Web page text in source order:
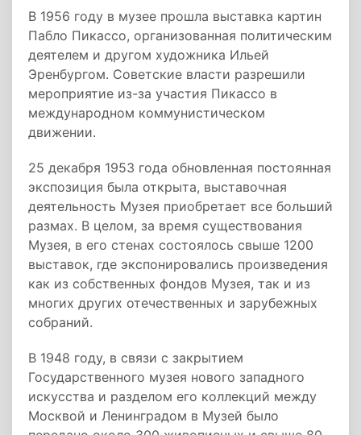
В 1956 году в музее прошла выставка картин
Пабло Пикассо, организованная политическим
деятелем и другом художника Ильей
Эренбургом. Советские власти разрешили
мероприятие из-за участия Пикассо в
международном коммунистическом
движении.
25 декабря 1953 года обновленная постоянная
экспозиция была открыта, выставочная
деятельность Музея приобретает все больший
размах. В целом, за время существования
Музея, в его стенах состоялось свыше 1200
выставок, где экспонировались произведения
как из собственных фондов Музея, так и из
многих других отечественных и зарубежных
собраний.
В 1948 году, в связи с закрытием
Государственного музея нового западного
искусства и разделом его коллекций между
Москвой и Ленинградом в Музей было